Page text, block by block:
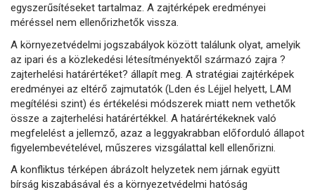
egyszerűsítéseket tartalmaz. A zajtérképek eredményei
méréssel nem ellenőrizhetők vissza.
A környezetvédelmi jogszabályok között találunk olyat, amelyik
az ipari és a közlekedési létesítményektől származó zajra ?
zajterhelési határértéket? állapít meg. A stratégiai zajtérképek
eredményei az eltérő zajmutatók (Lden és Léjjel helyett, LAM
megítélési szint) és értékelési módszerek miatt nem vethetők
össze a zajterhelési határértékkel. A határértékeknek való
megfelelést a jellemző, azaz a leggyakrabban előforduló állapot
figyelembevételével, műszeres vizsgálattal kell ellenőrizni.
A konfliktus térképen ábrázolt helyzetek nem járnak együtt
bírság kiszabásával és a környezetvédelmi hatóság